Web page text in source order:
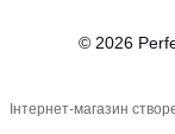
© 2026
Інтернет-магазин